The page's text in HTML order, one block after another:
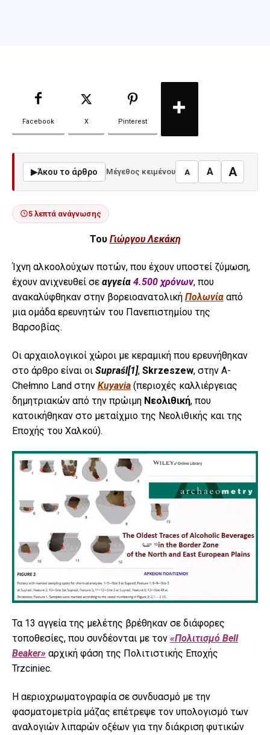
Facebook X Pinterest
▶Άκου το άρθρο Μέγεθος κειμένου A A A
5 λεπτά ανάγνωσης
Του Γιώργου Λεκάκη
Ίχνη αλκοολούχων ποτών, που έχουν υποστεί ζύμωση,
έχουν ανιχνευθεί σε αγγεία 4.500 χρόνων, που
ανακαλύφθηκαν στην βορειοανατολική Πολωνία από
μια ομάδα ερευνητών του Πανεπιστημίου της
Βαρσοβίας.
Οι αρχαιολογικοί χώροι με κεραμική που ερευνήθηκαν
στο άρθρο είναι οι Supraśl[1], Skrzeszew, στην A-
Chełmno Land στην Kuyavia (περιοχές καλλιέργειας
δημητριακών από την πρώιμη Νεολιθική, που
κατοικήθηκαν στο μεταίχμιο της Νεολιθικής και της
Εποχής του Χαλκού).
Τα 13 αγγεία της μελέτης βρέθηκαν σε διάφορες
τοποθεσίες, που συνδέονται με τον «Πολιτισμό Bell
Beaker» αρχική φάση της Πολιτιστικής Εποχής
Trzciniec.
Η αεριοχρωματογραφία σε συνδυασμό με την
φασματομετρία μάζας επέτρεψε τον υπολογισμό των
αναλογιών λιπαρών οξέων για την διάκριση φυτικών